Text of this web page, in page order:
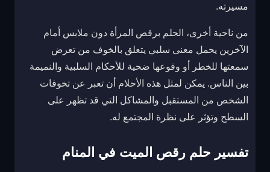
مسيرته.
من ناحية أخرى، الحلم برقص المرأة دون ملابس أمام
الآخرين يحمل معنى سلبي يتعلق بالخوف من تعرض
سمعتها للخطر أو وقوعها ضحية للأحكام السلبية والنميمة
بين الناس. يمكن لمثل هذه الأحلام أن تعبر عن تخوفات
الشخص من المستقبل والمشاكل التي قد تظهر على
السطح وتؤثر على نظرة المجتمع له.
تفسير حلم رقص الميت في المنام